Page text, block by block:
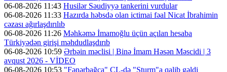
06-08-2026 11:43 Husilər Səudiyyə tankerini vurdular
06-08-2026 11:33 Hazırda həbsdə olan ictimai fəal Nicat İbrahimin
cəzası ağırlaşdırılıb
06-08-2026 11:26 Məhkəmə İmamoğlu üçün açılan hesaba
Türkiyədən girişi məhdudlaşdırıb
06-08-2026 10:59 Ərbəin məclisi | Binə İmam Həsən Məscidi | 3
avqust 2026 - VİDEO
06-08-2026 10:53 "Fənərbağça" ÇL-də "Şturm"a qalib gəldi